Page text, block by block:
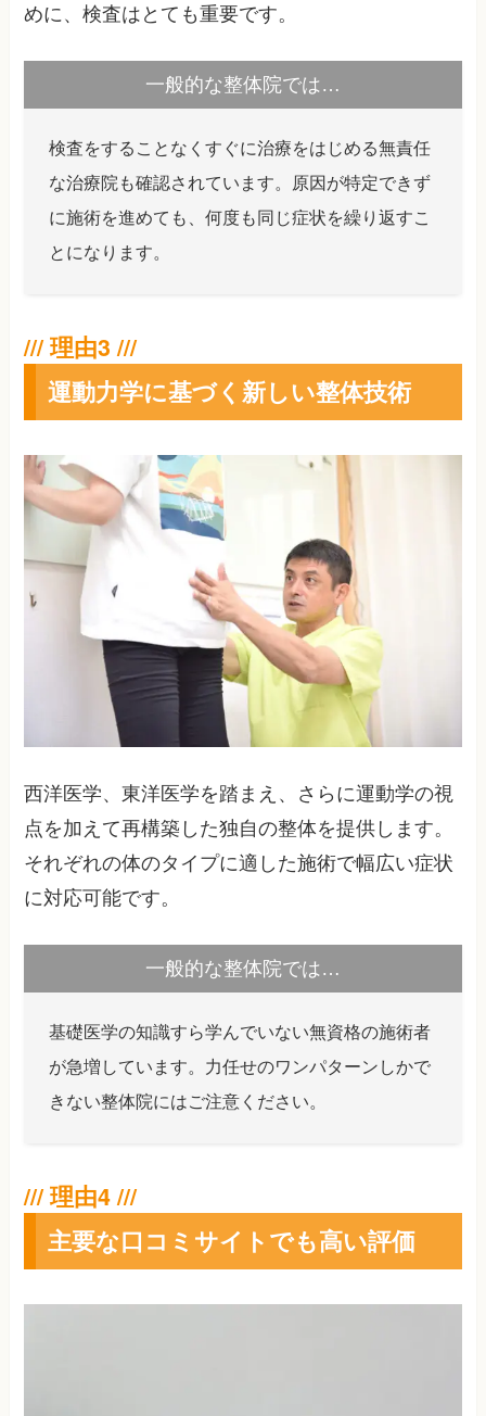
めに、検査はとても重要です。
一般的な整体院では…
検査をすることなくすぐに治療をはじめる無責任
な治療院も確認されています。原因が特定できず
に施術を進めても、何度も同じ症状を繰り返すこ
とになります。
運動力学に基づく新しい整体技術
西洋医学、東洋医学を踏まえ、さらに運動学の視
点を加えて再構築した独自の整体を提供します。
それぞれの体のタイプに適した施術で幅広い症状
に対応可能です。
一般的な整体院では…
基礎医学の知識すら学んでいない無資格の施術者
が急増しています。力任せのワンパターンしかで
きない整体院にはご注意ください。
主要な口コミサイトでも高い評価